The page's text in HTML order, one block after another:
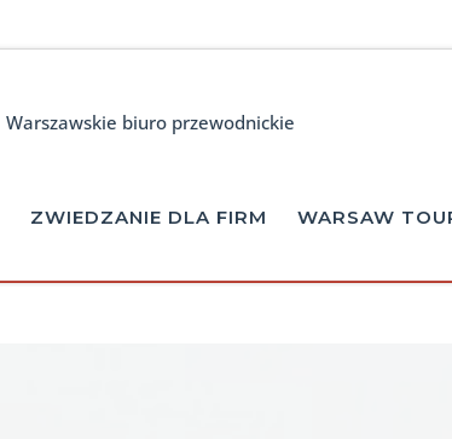
Warszawskie biuro przewodnickie
ZWIEDZANIE DLA FIRM
WARSAW